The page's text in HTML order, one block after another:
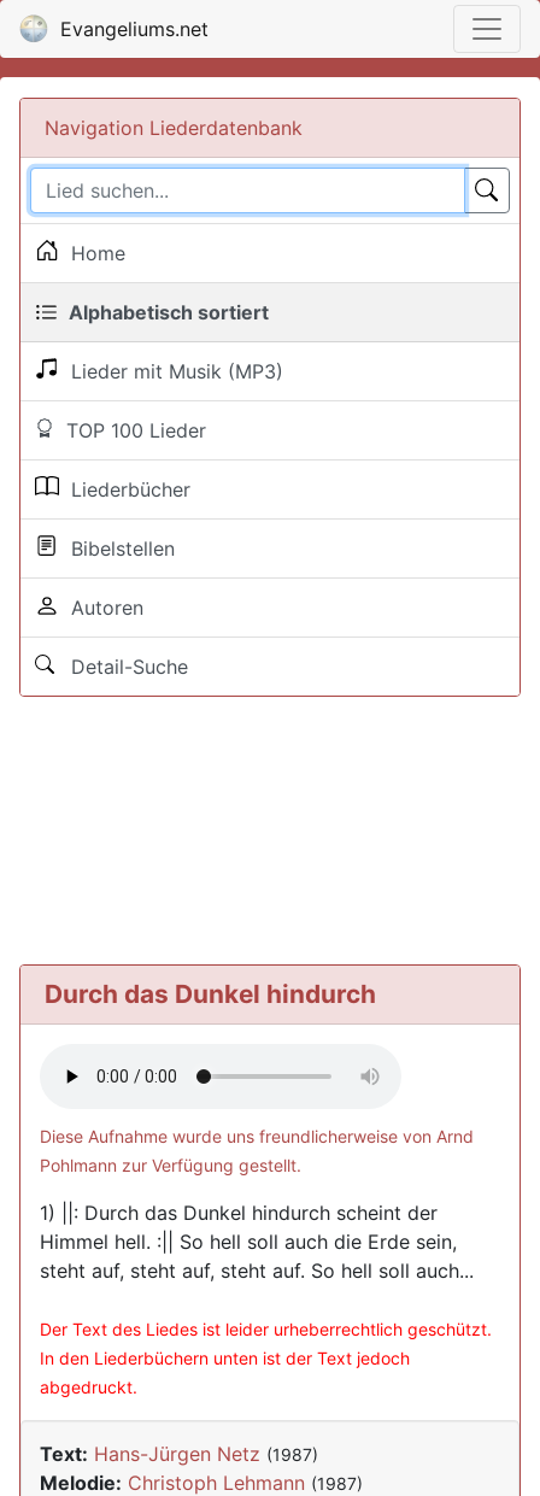
Evangeliums.net
Navigation Liederdatenbank
Home
Alphabetisch sortiert
Lieder mit Musik (MP3)
TOP 100 Lieder
Liederbücher
Bibelstellen
Autoren
Detail-Suche
Durch das Dunkel hindurch
Diese Aufnahme wurde uns freundlicherweise von Arnd
Pohlmann zur Verfügung gestellt.
1) ||: Durch das Dunkel hindurch scheint der
Himmel hell. :|| So hell soll auch die Erde sein,
steht auf, steht auf, steht auf. So hell soll auch...
Der Text des Liedes ist leider urheberrechtlich geschützt.
In den Liederbüchern unten ist der Text jedoch
abgedruckt.
Text: Hans-Jürgen Netz (1987)
Melodie: Christoph Lehmann (1987)